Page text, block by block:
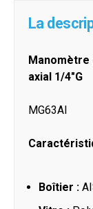
La
axial 1/4"G
MG63AI
Boîtier :